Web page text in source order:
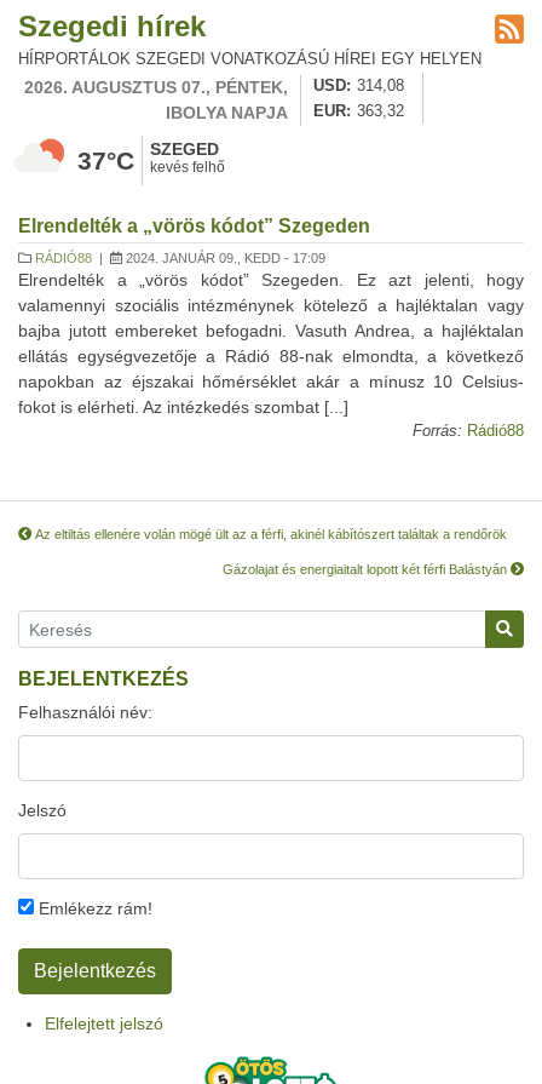
Szegedi hírek
HÍRPORTÁLOK SZEGEDI VONATKOZÁSÚ HÍREI EGY HELYEN
2026. AUGUSZTUS 07., PÉNTEK,
IBOLYA NAPJA
USD
314,08
EUR
363,32
37°C SZEGED
kevés felhő
Elrendelték a „vörös kódot” Szegeden
RÁDIÓ88 | 2024. JANUÁR 09., KEDD - 17:09
Elrendelték a „vörös kódot” Szegeden. Ez azt jelenti, hogy
valamennyi szociális intézménynek kötelező a hajléktalan vagy
bajba jutott embereket befogadni. Vasuth Andrea, a hajléktalan
ellátás egységvezetője a Rádió 88-nak elmondta, a következő
napokban az éjszakai hőmérséklet akár a mínusz 10 Celsius-
fokot is elérheti. Az intézkedés szombat [...]
Forrás: Rádió88
Az eltiltás ellenére volán mögé ült az a férfi, akinél kábítószert találtak a rendőrök
Gázolajat és energiaitalt lopott két férfi Balástyán
BEJELENTKEZÉS
Felhasználói név:
Jelszó
Emlékezz rám!
Elfelejtett jelszó